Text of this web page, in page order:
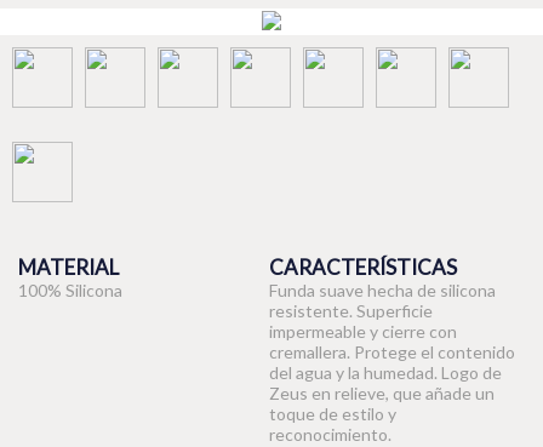
MATERIAL
100% Silicona
CARACTERÍSTICAS
Funda suave hecha de silicona
resistente. Superficie
impermeable y cierre con
cremallera. Protege el contenido
del agua y la humedad. Logo de
Zeus en relieve, que añade un
toque de estilo y
reconocimiento.